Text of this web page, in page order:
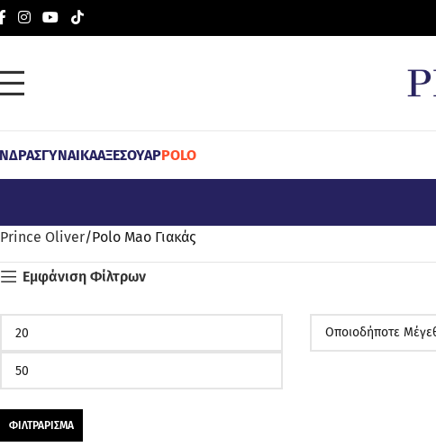
ΓΥΝΑΙΚΑΑΞΕΣΟΥΑΡPOLO
Prince Oliver Polo Mao Γιακάς
Εμφάνιση Φίλτρων
ΦΙΛΤΡΆΡΙΣΜΑ